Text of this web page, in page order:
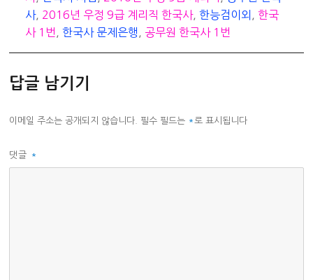
사, 2016년 우정 9급 계리직 한국사,한능검이외 ,한국
사 1번
,한국사 문제은행 공무원 한국사 1번
답글 남기기
이메일 주소는 공개되지 않습니다. 필수 필드는 *로 표시됩니다
댓글 *